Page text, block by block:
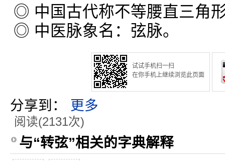
◎ 中国古代称不等腰直三角
◎ 中医脉象名：弦脉。
试试手机扫一扫
在你手机上继续浏览此页面
分享到： 更多
阅读(2131次)
与“转弦”相关的字典解释